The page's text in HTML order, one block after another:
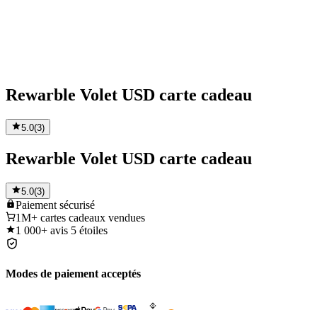
Rewarble Volet USD carte cadeau
5.0(3)
Rewarble Volet USD carte cadeau
5.0(3)
Paiement sécurisé
1M+ cartes cadeaux vendues
1 000+ avis 5 étoiles
Modes de paiement acceptés